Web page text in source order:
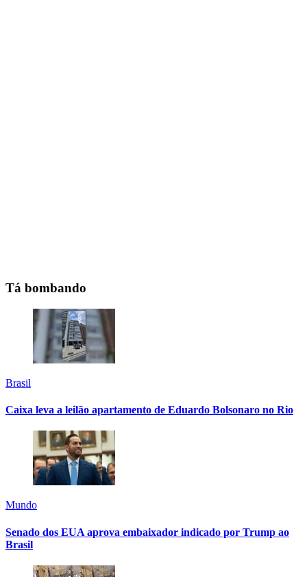
Tá bombando
Brasil
Caixa leva a leilão apartamento de Eduardo Bolsonaro no Rio
Mundo
Senado dos EUA aprova embaixador indicado por Trump ao
Brasil